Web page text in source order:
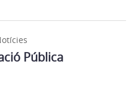
Pública